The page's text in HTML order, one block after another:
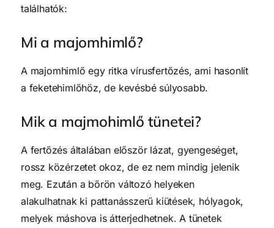
találhatók:
Mi a majomhimlő?
A majomhimlő egy ritka vírusfertőzés, ami hasonlít
a feketehimlőhöz, de kevésbé súlyosabb.
Mik a majmohimlő tünetei?
A fertőzés általában először lázat, gyengeséget,
rossz közérzetet okoz, de ez nem mindig jelenik
meg. Ezután a bőrön változó helyeken
alakulhatnak ki pattanásszerű kiütések, hólyagok,
melyek máshova is átterjedhetnek. A tünetek